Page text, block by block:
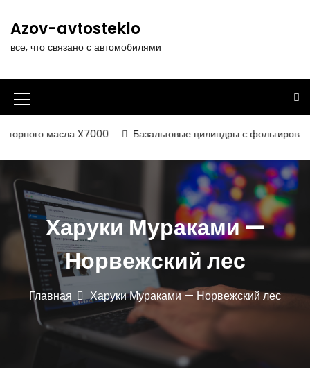
т
к
д
м
Azov-avtosteklo
все, что связано с автомобилями
И
к
о
н
к
а
м
е
масла X7000 Базальтовые цилиндры с
Харуки Мураками —
Норвежский лес
Главная Харуки Мураками — Норвежский лес